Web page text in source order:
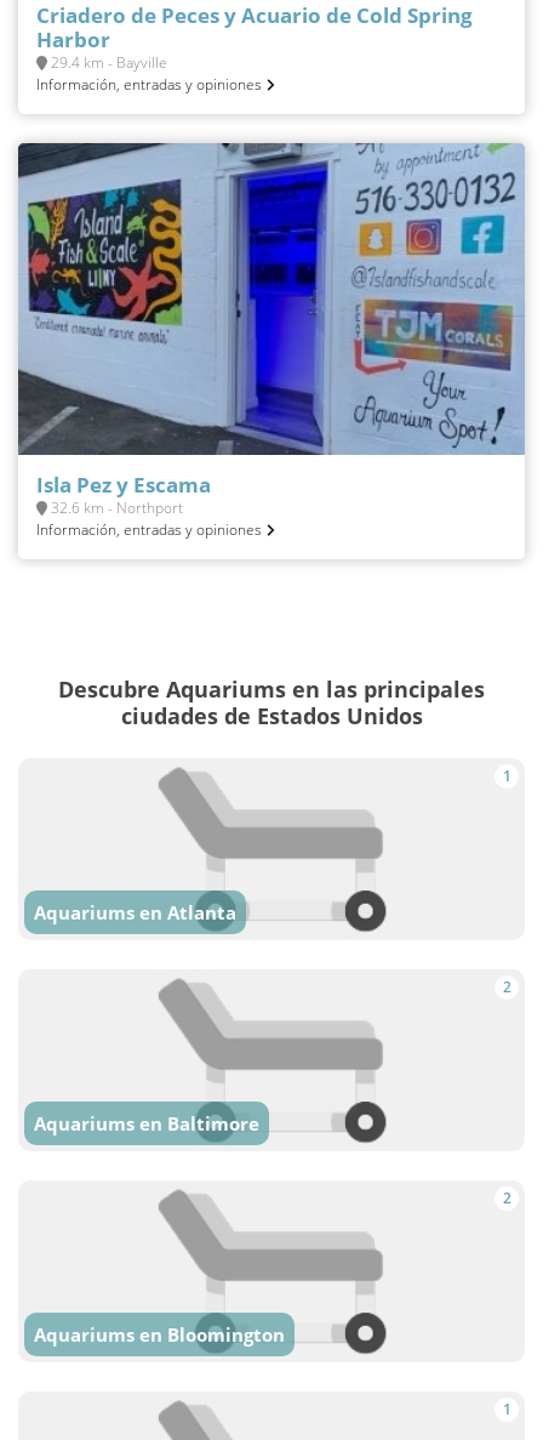
Criadero de Peces y Acuario de Cold Spring
Harbor
29.4 km - Bayville
Información, entradas y opiniones
Isla Pez y Escama
32.6 km - Northport
Información, entradas y opiniones
Descubre Aquariums en las principales
ciudades de Estados Unidos
1
Aquariums en Atlanta
2
Aquariums en Baltimore
2
Aquariums en Bloomington
1